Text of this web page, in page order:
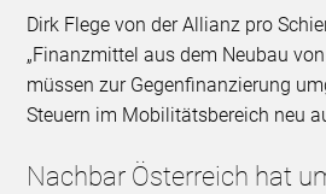
Dirk Flege von der Allianz pro
„Finanzmittel aus dem Neubau
müssen zur Gegenfinanzierung
Steuern im Mobilitätsbereich neu
Nachbar Österreich hat